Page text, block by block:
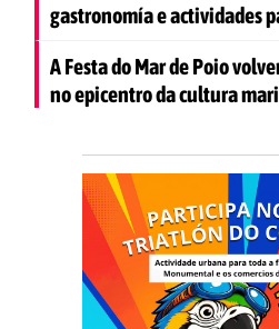
gastronomía e actividades
A Festa do Mar de Poio
no epicentro da cultura